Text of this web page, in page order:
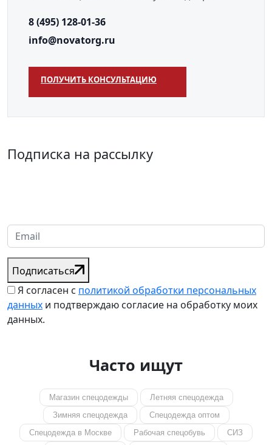
8 (495) 128-01-36
info@novatorg.ru
ПОЛУЧИТЬ КОНСУЛЬТАЦИЮ
Подписка на рассылку
Подписаться
Я согласен с политикой обработки персональных
данных и подтверждаю согласие на обработку моих
данных.
Часто ищут
Магазин спецодежды
Летняя спецодежда
Зимняя спецодежда
Спецодежда оптом
Спецодежда в Москве
Рабочая спецобувь
СИЗ